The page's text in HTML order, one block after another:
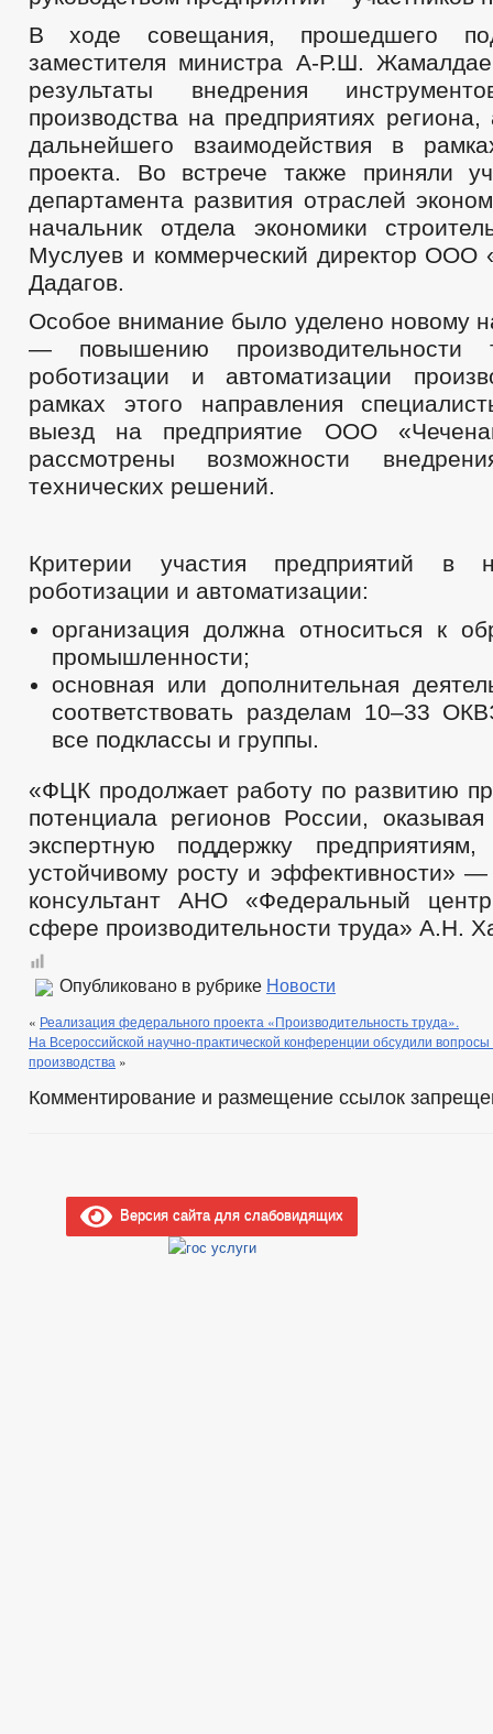
В ходе совещания, прошедшего
заместителя министра А-Р.Ш.
результаты внедрения
производства на предприятиях
дальнейшего взаимодействия в
проекта. Во встрече также приняли
департамента развития отраслей
начальник отдела экономики
Муслуев и коммерческий директор ООО
Дадагов.
Особое внимание было уделено новому
— повышению производительности
роботизации и автоматизации
рамках этого направления
выезд на предприятие ООО
рассмотрены возможности
технических решений.
Критерии участия предприятий в
роботизации и автоматизации:
организация должна относиться к
промышленности;
основная или дополнительная
соответствовать разделам 10–33
все подклассы и группы.
«ФЦК продолжает работу по развитию
потенциала регионов России,
экспертную поддержку
устойчивому росту и эффективности» —
консультант АНО «Федеральный
сфере производительности труда» А.Н.
Опубликовано в рубрике Новости
« Реализация федерального проекта «Производительность труда».
На Всероссийской научно-практической конференции обсудили
производства »
Комментирование и размещение ссылок
Версия сайта для слабовидящих